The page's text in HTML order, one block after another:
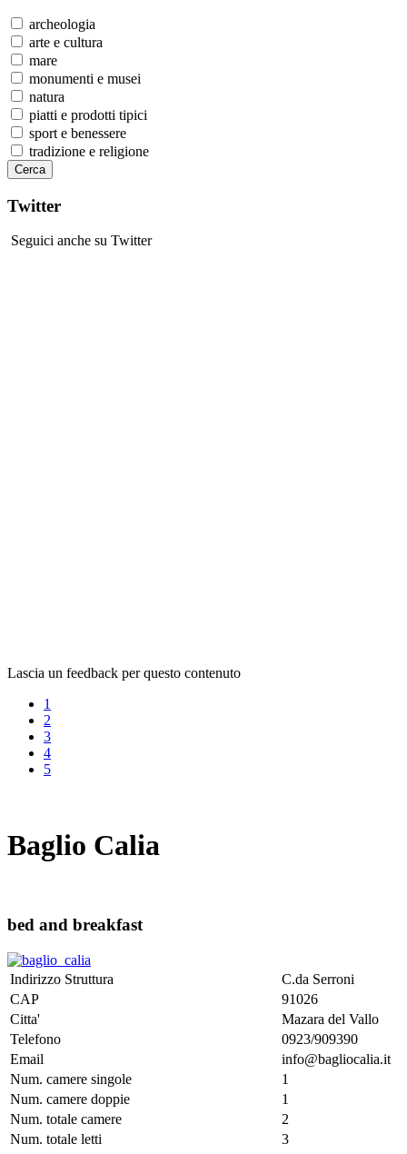
archeologia
arte e cultura
mare
monumenti e musei
natura
piatti e prodotti tipici
sport e benessere
tradizione e religione
Twitter
Seguici anche su Twitter
Lascia un feedback per questo contenuto
1
2
3
4
5
Baglio Calia
bed and breakfast
Indirizzo Struttura
C.da Serroni
CAP
91026
Citta'
Mazara del Vallo
Telefono
0923/909390
Email
info@bagliocalia.it
Num. camere singole
1
Num. camere doppie
1
Num. totale camere
2
Num. totale letti
3